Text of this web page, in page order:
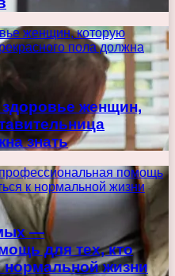
женщин, которую
пола должна
женщин,
знать
помощь
к нормальной жизни
—
для тех, кто
нормальной жизни